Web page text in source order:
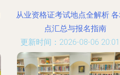
从业资格证考试地点全解析
点汇总与报名指南
更新时间：2026-08-06